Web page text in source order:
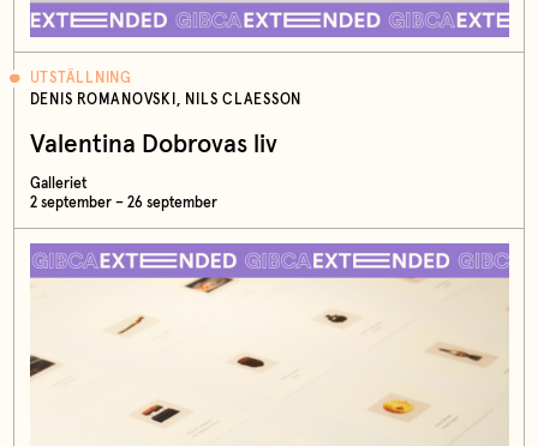
UTSTÄLLNING
DENIS ROMANOVSKI, NILS CLAESSON
Valentina Dobrovas liv
Galleriet
2 september – 26 september